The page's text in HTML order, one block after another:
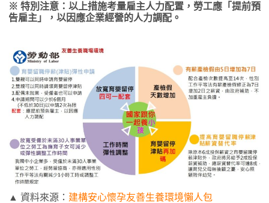
※ 特別注意：以上措施考量雇主人力配置，勞工應「提前預
告雇主」，以因應企業經營的人力調配。
▲ 資料來源： 建構安心懷孕友善生養環境懶人包